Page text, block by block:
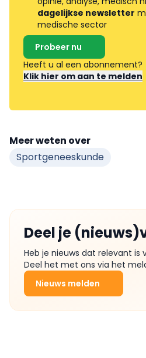
dagelijkse newsletter
medische sector
Probeer nu
Heeft u al een abonnement?
Klik hier om aan te melden
Meer weten over
Sportgeneeskunde
Deel je
Heb je nieuws dat relevant is
Deel het met ons via het
Nieuws melden